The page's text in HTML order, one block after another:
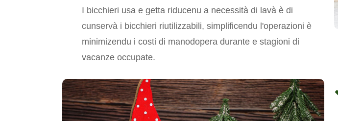
I bicchieri usa e getta riducenu a necessità di lavà è di
cunservà i bicchieri riutilizzabili, simplificendu l'operazioni è
minimizendu i costi di manodopera durante e stagioni di
vacanze occupate.